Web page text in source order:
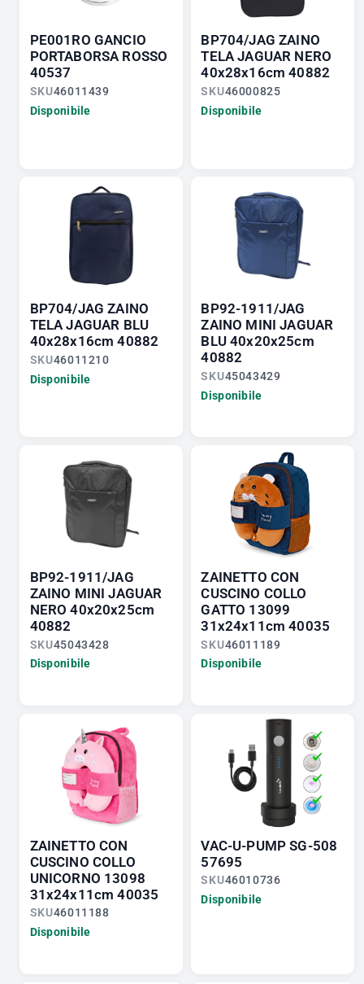
PE001RO GANCIO
PORTABORSA ROSSO
40537
SKU46011439
Disponibile
BP704/JAG ZAINO
TELA JAGUAR NERO
40x28x16cm 40882
SKU46000825
Disponibile
BP704/JAG ZAINO
TELA JAGUAR BLU
40x28x16cm 40882
SKU46011210
Disponibile
BP92-1911/JAG
ZAINO MINI JAGUAR
BLU 40x20x25cm
40882
SKU45043429
Disponibile
BP92-1911/JAG
ZAINO MINI JAGUAR
NERO 40x20x25cm
40882
SKU45043428
Disponibile
ZAINETTO CON
CUSCINO COLLO
GATTO 13099
31x24x11cm 40035
SKU46011189
Disponibile
ZAINETTO CON
CUSCINO COLLO
UNICORNO 13098
31x24x11cm 40035
SKU46011188
Disponibile
VAC-U-PUMP SG-508
57695
SKU46010736
Disponibile